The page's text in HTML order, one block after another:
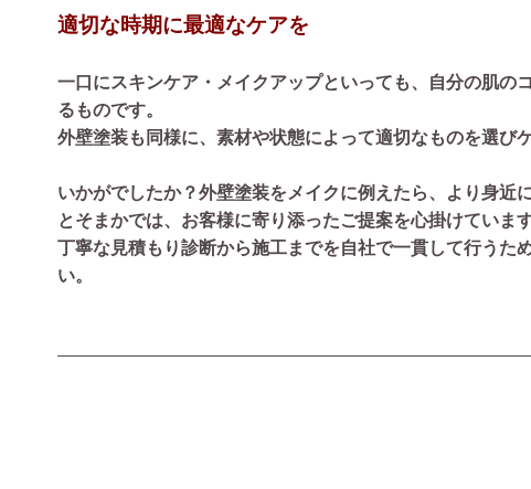
適切な時期に最適なケアを
一口にスキンケア・メイクアップといっても、自分の肌の
るものです。
外壁塗装も同様に、素材や状態によって適切なものを選び
いかがでしたか？外壁塗装をメイクに例えたら、より身近
とそまかでは、お客様に寄り添ったご提案を心掛けています
丁寧な見積もり診断から施工までを自社で一貫して行うた
い。